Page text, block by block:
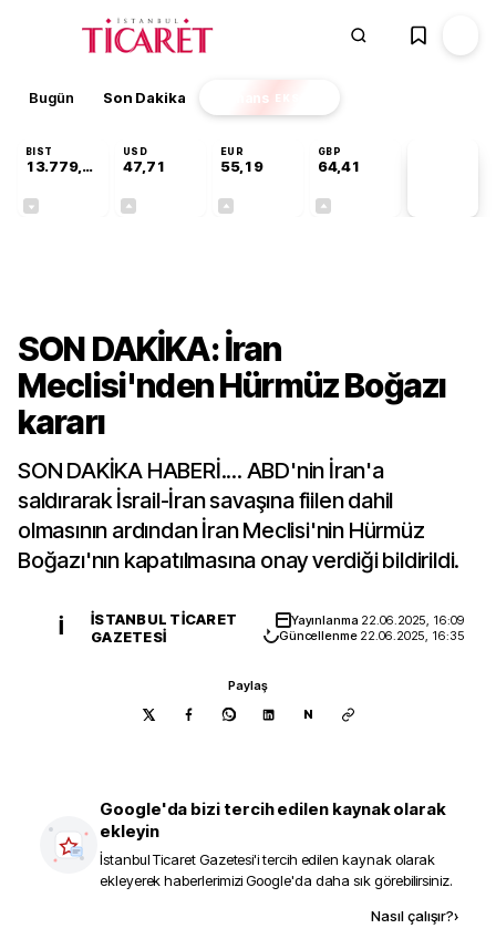
Bugün Son Dakika Finans EKSTRA
BIST
13.779,39
USD
47,71
EUR
55,19
GBP
64,41
SON DAKİKA: İran
Meclisi'nden Hürmüz Boğazı
kararı
SON DAKİKA HABERİ.... ABD'nin İran'a
saldırarak İsrail-İran savaşına fiilen dahil
olmasının ardından İran Meclisi'nin Hürmüz
Boğazı'nın kapatılmasına onay verdiği bildirildi.
İ
İSTANBUL TICARET
GAZETESI
Yayınlanma 22.06.2025, 16:09
Güncellenme 22.06.2025, 16:35
Paylaş
N
Google'da bizi tercih edilen kaynak olarak
ekleyin
İstanbul Ticaret Gazetesi'i tercih edilen kaynak olarak
ekleyerek haberlerimizi Google'da daha sık görebilirsiniz.
Nasıl çalışır?›